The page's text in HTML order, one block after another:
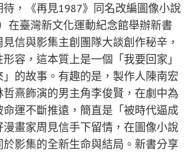
待，《再見1987》同名改編圖像小說
在臺灣新文化運動紀念館舉辦新書
信與影集主創團隊大談創作秘辛，
容，這本質上是一個「我要回家」
的故事。有趣的是，製作人陳南宏
熹飾演的男主角李俊賢，在劇中為
運不斷推遠，簡直是「被時代逼成
畫家周見信手下留情，在圖像小說
影集的全新生命與結局。新書分享